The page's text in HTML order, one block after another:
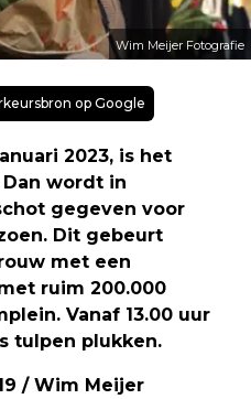
Wim Meijer Fotografie
op Google
2023, is het
wordt in
gegeven voor
Dit gebeurt
met een
ruim 200.000
Vanaf 13.00 uur
tulpen plukken.
/ Wim Meijer